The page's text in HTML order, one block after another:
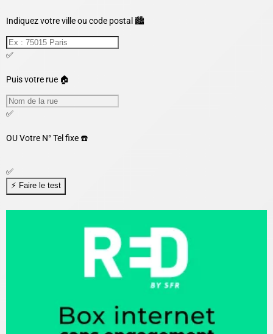
Indiquez votre ville ou code postal 🏙️
✅
Puis votre rue 🏠
✅
OUVotre N° Tel fixe ☎️
✅